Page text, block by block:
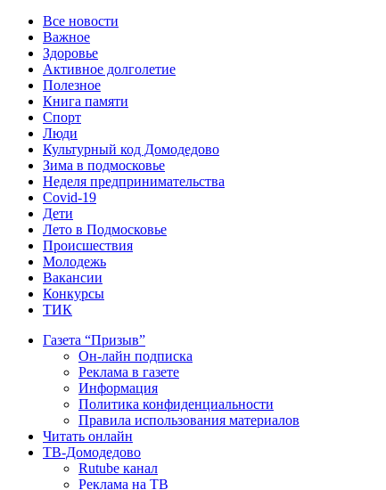
Все новости
Важное
Здоровье
Активное долголетие
Полезное
Книга памяти
Спорт
Люди
Культурный код Домодедово
Зима в подмосковье
Неделя предпринимательства
Covid-19
Дети
Лето в Подмосковье
Происшествия
Молодежь
Вакансии
Конкурсы
ТИК
Газета “Призыв”
Он-лайн подписка
Реклама в газете
Информация
Политика конфиденциальности
Правила использования материалов
Читать онлайн
ТВ-Домодедово
Rutube канал
Реклама на ТВ